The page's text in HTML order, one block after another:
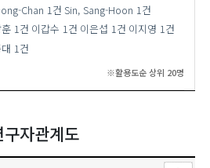
Chan 1건 Sin, Sang-Hoon 1건
1건 이갑수 1건 이은섭 1건 이지영 1건
1건
※활용도순 상위 20명
구자관계도
세서리아(Kim Seseoria)